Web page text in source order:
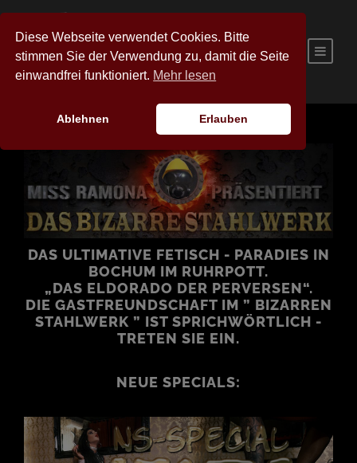
DAS ULTIMATIVE FETISCH - PARADIES IN
BOCHUM IM RUHRPOTT.
„DAS ELDORADO DER PERVERSEN“.
DIE GASTFREUNDSCHAFT IM ” BIZARREN
STAHLWERK ” IST SPRICHWÖRTLICH -
TRETEN SIE EIN.
NEUE SPECIALS:
Diese Webseite verwendet Cookies. Bitte
stimmen Sie der Verwendung zu, damit die Seite
einwandfrei funktioniert. Mehr lesen
Ablehnen Erlauben